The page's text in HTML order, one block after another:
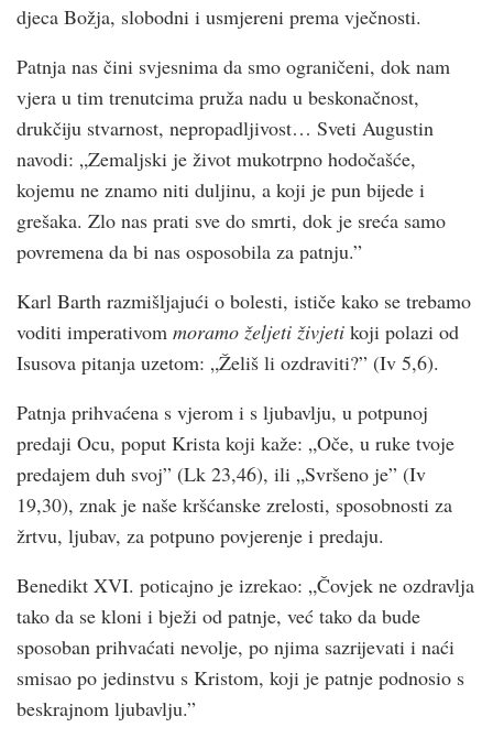
djeca Božja, slobodni i usmjereni prema vječnosti.
Patnja nas čini svjesnima da smo ograničeni, dok nam
vjera u tim trenutcima pruža nadu u beskonačnost,
drukčiju stvarnost, nepropadljivost… Sveti Augustin
navodi: „Zemaljski je život mukotrpno hodočašće,
kojemu ne znamo niti duljinu, a koji je pun bijede i
grešaka. Zlo nas prati sve do smrti, dok je sreća samo
povremena da bi nas osposobila za patnju.”
Karl Barth razmišljajući o bolesti, ističe kako se trebamo
voditi imperativom moramo željeti živjeti koji polazi od
Isusova pitanja uzetom: „Želiš li ozdraviti?” (Iv 5,6).
Patnja prihvaćena s vjerom i s ljubavlju, u potpunoj
predaji Ocu, poput Krista koji kaže: „Oče, u ruke tvoje
predajem duh svoj” (Lk 23,46), ili „Svršeno je” (Iv
19,30), znak je naše kršćanske zrelosti, sposobnosti za
žrtvu, ljubav, za potpuno povjerenje i predaju.
Benedikt XVI. poticajno je izrekao: „Čovjek ne ozdravlja
tako da se kloni i bježi od patnje, već tako da bude
sposoban prihvaćati nevolje, po njima sazrijevati i naći
smisao po jedinstvu s Kristom, koji je patnje podnosio s
beskrajnom ljubavlju.”